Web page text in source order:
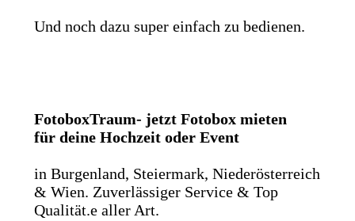
Und noch dazu super einfach zu bedienen.
FotoboxTraum- jetzt Fotobox mieten
für deine Hochzeit oder Event
in Burgenland, Steiermark, Niederösterreich
& Wien. Zuverlässiger Service & Top
Qualität.e aller Art.